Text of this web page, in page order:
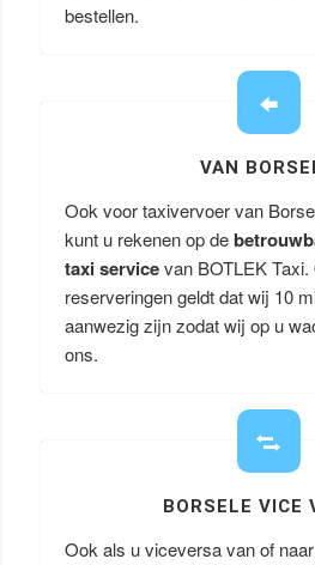
bestellen.
VAN
Ook voor taxivervoer van
kunt u rekenen op de
taxi servicevan BOTLEK Taxi.
reserveringen geldt dat wij 10
aanwezig zijn zodat wij op u
ons.
BORSELE VICE
Ook als u viceversa van of